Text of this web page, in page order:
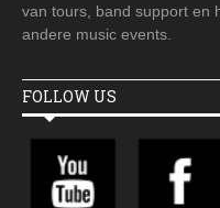
van tours, band support en
andere music events.
FOLLOW US